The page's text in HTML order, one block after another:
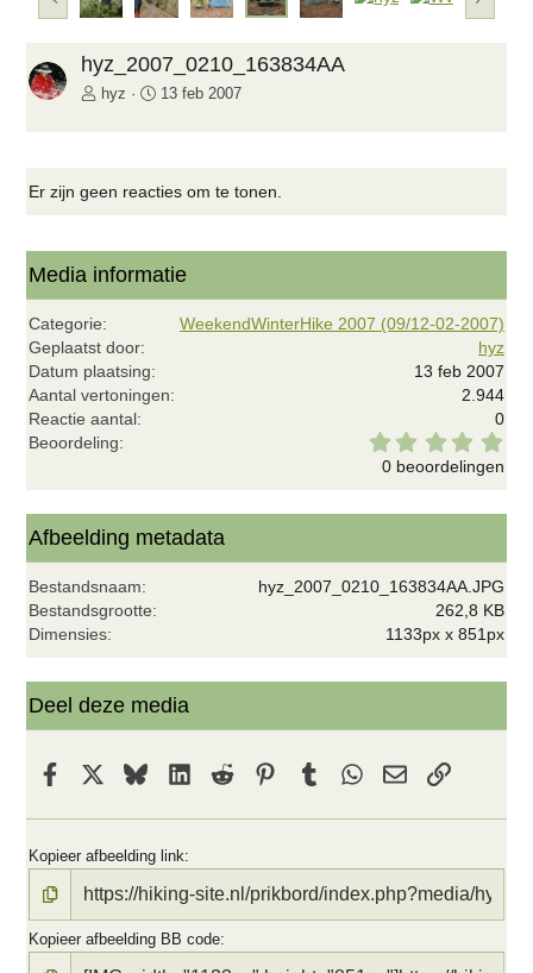
o
g
e
hyz_2007_0210_163834AA
hyz 13 feb 2007
Er zijn geen reacties om te tonen.
Media informatie
Categorie
WeekendWinterHike 2007 (09/12-02-2007)
Geplaatst door
hyz
Datum plaatsing
13 feb 2007
Aantal vertoningen
2.944
Reactie aantal
0
Beoordeling
s
r
e
0 beoordelingen
Afbeelding metadata
Bestandsnaam
hyz_2007_0210_163834AA.JPG
Bestandsgrootte
262,8 KB
Dimensies
1133px x 851px
Deel deze media
Facebook BlueskyLinkedInReddit PinterestTumblr WhatsApp
E-mailkoppeling
Kopieer afbeelding link
Kopieer afbeelding BB code